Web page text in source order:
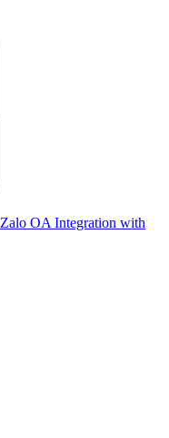
Zalo OA Integration with